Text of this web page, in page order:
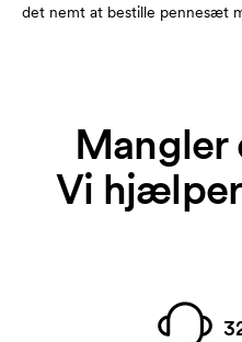
det nemt at bestille pennesæt
Vi